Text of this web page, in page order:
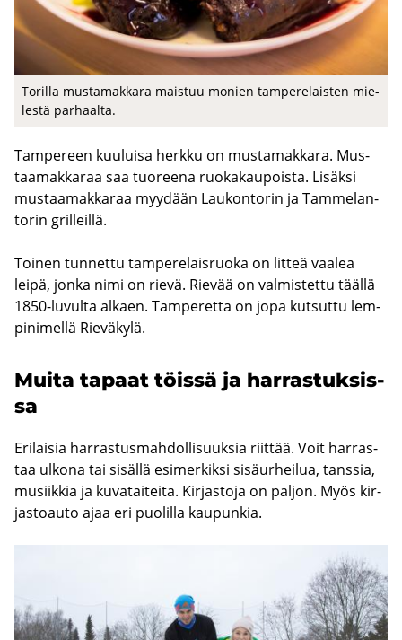
To­ril­la mus­ta­mak­ka­ra mais­tuu mo­nien tam­pe­re­lais­ten mie­
les­tä par­haal­ta.
Tam­pe­reen kuu­lui­sa herk­ku on mus­ta­mak­ka­ra. Mus­
taa­mak­ka­raa saa tuo­ree­na ruo­ka­kau­pois­ta. Li­säk­si
mus­taa­mak­ka­raa myy­dään Lau­kon­to­rin ja Tam­me­lan­
to­rin gril­leil­lä.
Toi­nen tun­net­tu tam­pe­re­lais­ruo­ka on lit­teä vaa­lea
leipä, jonka nimi on rievä. Rie­vää on val­mis­tet­tu tääl­lä
1850-​luvulta al­kaen. Tam­pe­ret­ta on jopa kut­sut­tu lem­
pi­ni­mel­lä Rie­vä­ky­lä.
Muita ta­paat töis­sä ja har­ras­tuk­sis­
sa
Eri­lai­sia har­ras­tus­mah­dol­li­suuk­sia riit­tää. Voit har­ras­
taa ul­ko­na tai si­säl­lä esi­mer­kik­si si­sä­ur­hei­lua, tans­sia,
musiik­kia ja ku­va­tai­tei­ta. Kir­jas­to­ja on pal­jon. Myös kir­
jas­toau­to ajaa eri puo­lil­la kau­pun­kia.